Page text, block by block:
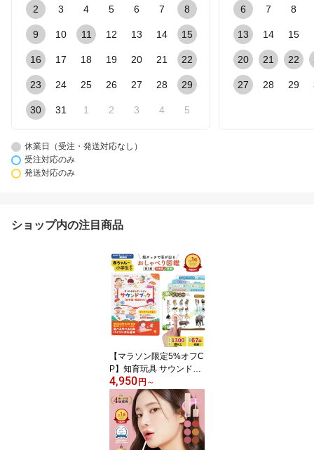
2 3 4 5 6 7 8
9 10 11 12 13 14 15
16 17 18 19 20 21 22
23 24 25 26 27 28 29
30 31 1 2 3 4 5
6 7 8
13 14 15
20 21 22
27 28 29
休業日（受注・発送対応なし）
受注対応のみ
発送対応のみ
ショップ内の注目商品
【マラソン限定5%オフC
P】知育玩具 サウンドブ
ック【第3版】モンテッ
ソーリ講師監修 0から8
歳 タッチペン不要 バイ
リンガル おしゃべり図鑑
音がでる絵本 知育絵本
英語日本語音声 USB充電
4,950円 ～